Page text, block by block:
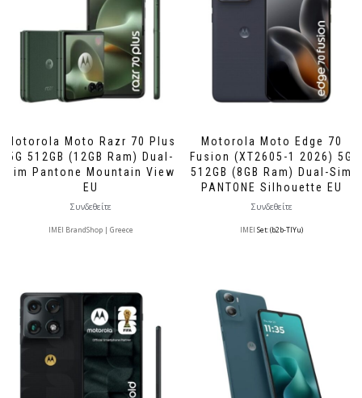
Motorola Moto Razr 70 Plus
5G 512GB (12GB Ram) Dual-
Sim Pantone Mountain View
EU
Συνδεθείτε
IMEI BrandShop | Greece
Motorola Moto Edge 70
Fusion (XT2605-1 2026) 5G
512GB (8GB Ram) Dual-Sim
PANTONE Silhouette EU
Συνδεθείτε
IMEI Set: (b2b-TlYu)